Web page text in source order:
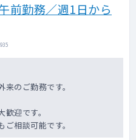
前勤務／週1日から
のご勤務です。
迎です。
相談可能です。